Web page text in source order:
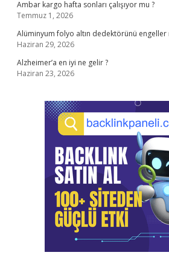
Ambar kargo hafta sonları çalışıyor mu ?
Temmuz 1, 2026
Alüminyum folyo altın dedektörünü engeller
Haziran 29, 2026
Alzheimer’a en iyi ne gelir ?
Haziran 23, 2026